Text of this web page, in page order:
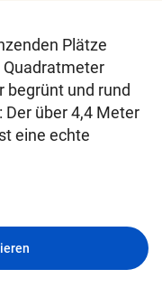
Plätze
begrünt und rund
über 4,4 Meter
eine echte